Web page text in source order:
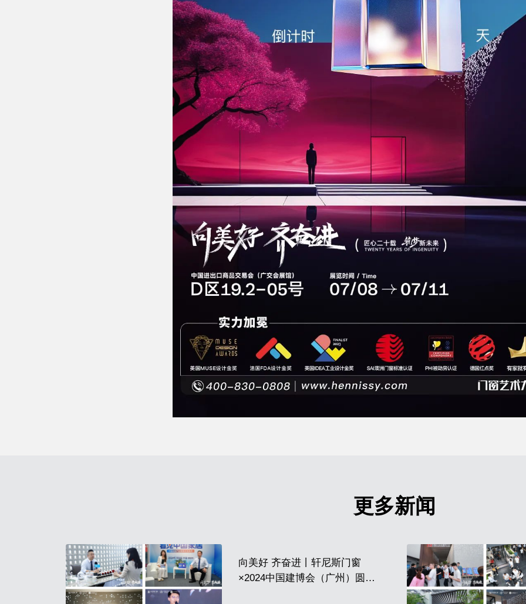
更多新闻
向美好 齐奋进丨轩尼斯门窗
×2024中国建博会（广州）圆满